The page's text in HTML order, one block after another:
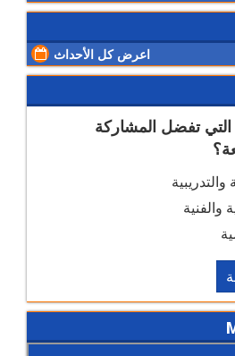
اعرض كل الأحداث
التي تفضل المشاركة
والفنية